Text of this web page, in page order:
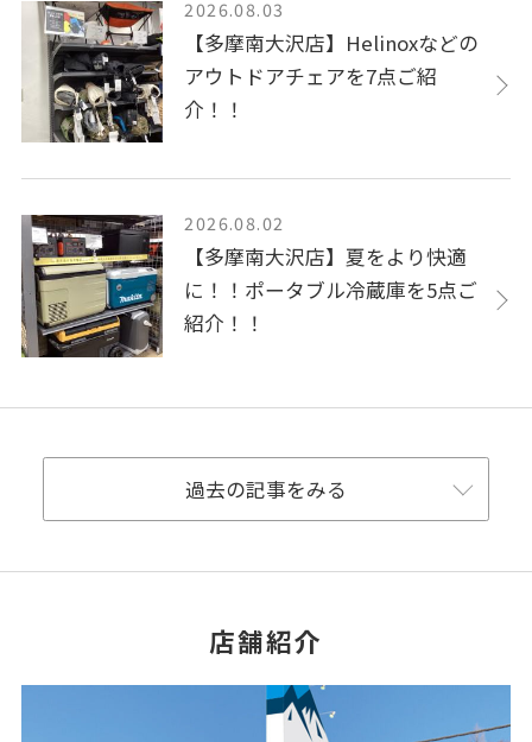
【多摩南大沢店】Helinoxなどの
アウトドアチェアを7点ご紹
介！！
2026.08.03
【多摩南大沢店】夏をより快適
に！！ポータブル冷蔵庫を5点ご
紹介！！
2026.08.02
過去の記事をみる
店舗紹介